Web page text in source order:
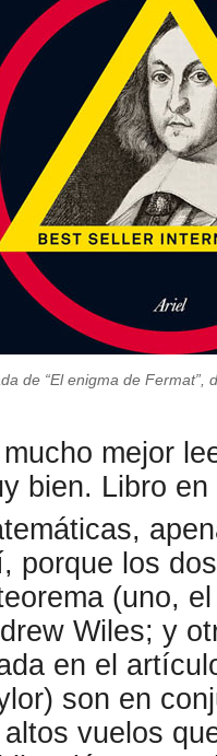
de “El enigma de Fermat”,
mejor
bien. Libro
porque los
(uno,
Wiles; y
en el
son en
vuelos